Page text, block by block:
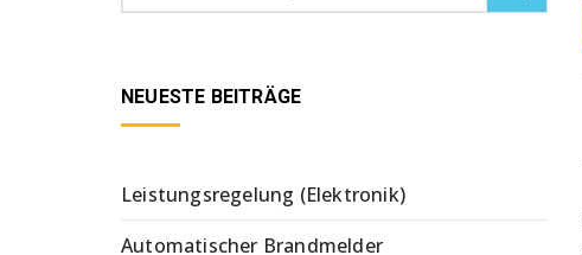
NEUESTE BEITRÄGE
Leistungsregelung (Elektronik)
Automatischer Brandmelder